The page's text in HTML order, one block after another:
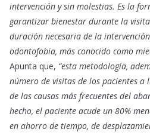
intervención y sin molestias. Es la
garantizar bienestar durante la
duración necesaria de la
odontofobia, más conocido como
Apunta que, “esta metodología,
número de visitas de los pacientes
de las causas más frecuentes del
hecho, el paciente acude un 80%
en ahorro de tiempo, de